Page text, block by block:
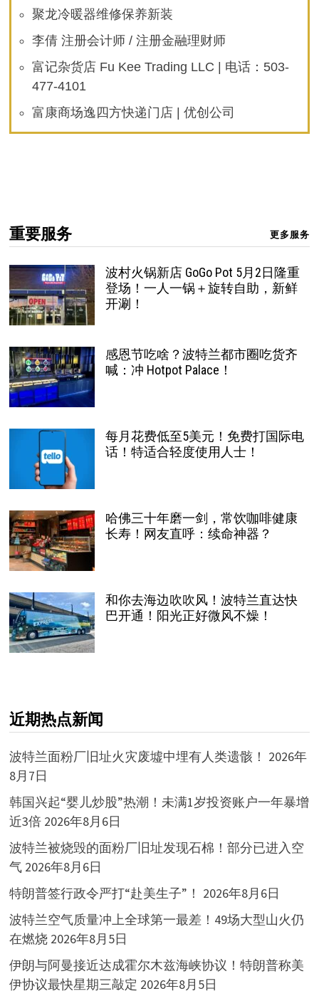
聚龙冷暖器维修保养新装
李倩 注册会计师 / 注册金融理财师
富记杂货店 Fu Kee Trading LLC | 电话：503-
477-4101
富康商场逸四方快递门店 | 优创公司
重要服务 更多服务
波村火锅新店 GoGo Pot 5月2日隆重
登场！一人一锅＋旋转自助，新鲜
开涮！
感恩节吃啥？波特兰都市圈吃货齐
喊：冲 Hotpot Palace！
每月花费低至5美元！免费打国际电
话！特适合轻度使用人士！
哈佛三十年磨一剑，常饮咖啡健康
长寿！网友直呼：续命神器？
和你去海边吹吹风！波特兰直达快
巴开通！阳光正好微风不燥！
近期热点新闻
波特兰面粉厂旧址火灾废墟中埋有人类遗骸！ 2026年
8月7日
韩国兴起“婴儿炒股”热潮！未满1岁投资账户一年暴增
近3倍 2026年8月6日
波特兰被烧毁的面粉厂旧址发现石棉！部分已进入空
气 2026年8月6日
特朗普签行政令严打“赴美生子”！ 2026年8月6日
波特兰空气质量冲上全球第一最差！49场大型山火仍
在燃烧 2026年8月5日
伊朗与阿曼接近达成霍尔木兹海峡协议！特朗普称美
伊协议最快星期三敲定 2026年8月5日